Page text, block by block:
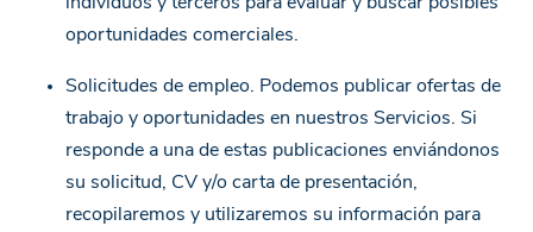
oportunidades comerciales.
Solicitudes de empleo. Podemos publicar ofertas de
trabajo y oportunidades en nuestros Servicios. Si
responde a una de estas publicaciones enviándonos
su solicitud, CV y/o carta de presentación,
recopilaremos y utilizaremos su información para